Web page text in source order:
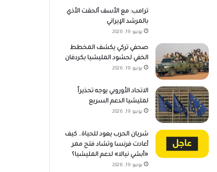
ترامب: مع الأسف ألحقت الأذي
بالمرشد الإيراني
يونيو 19, 2026
صحفي تركي يكشف المخطط
الخفي لحشود المليشيا بكردفان
يونيو 19, 2026
الاتحاد الأوروبي يوجه تحذيراً
لمليشيا الدعم السريع
يونيو 19, 2026
شريان الحرب يعود للحياة.. كيف
أعادت فرنسا وتشاد فتح ممر
«أبشي نيالا» لدعم المليشيا؟
يونيو 19, 2026